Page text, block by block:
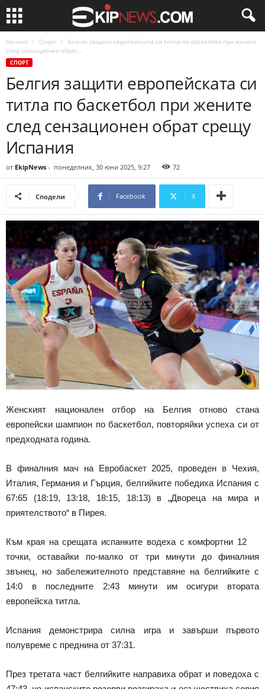
Начало Спорт
Белгия защити европейската си титла по баскетбол при жените
след сензационен обрат...
СПОРТ
Белгия защити европейската си
титла по баскетбол при жените
след сензационен обрат срещу
Испания
от EkipNews - понеделник, 30 юни 2025, 9:27 72
Сподели Facebook X
Женският национален отбор на Белгия отново стана
европейски шампион по баскетбол, повторяйки успеха си от
предходната година.
В финалния мач на Евробаскет 2025, проведен в Чехия,
Италия, Германия и Гърция, белгийките победиха Испания с
67:65 (18:19, 13:18, 18:15, 18:13) в „Двореца на мира и
приятелството“ в Пирея.
Към края на срещата испанките водеха с комфортни 12
точки, оставайки по-малко от три минути до финалния
звънец, но забележителното представяне на белгийките с
14:0 в последните 2:43 минути им осигури втората
европейска титла.
Испания демонстрира силна игра и завърши първото
полувреме с преднина от 37:31.
През третата част белгийките направиха обрат и поведоха с